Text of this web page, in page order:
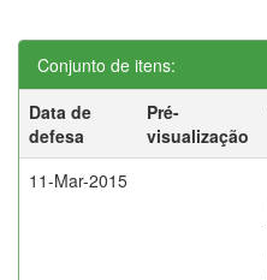
Conjunto de itens:
Data de
defesa
Pré-
visualização
11-Mar-2015